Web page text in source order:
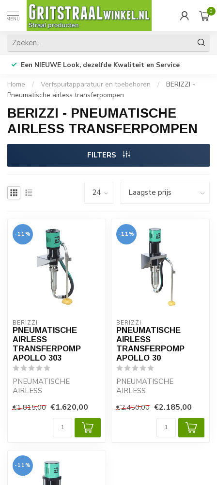
MENU
0
Een NIEUWE Look, dezelfde Kwaliteit en Service
Home / Verfspuitapparatuur en toebehoren /
BERIZZI -
Pneumatische airless transferpompen
BERIZZI - PNEUMATISCHE
AIRLESS TRANSFERPOMPEN
FILTERS
-11%
BERIZZI
PNEUMATISCHE
AIRLESS
TRANSFERPOMP
APOLLO 303
PNEUMATISCHE
AIRLESS
APOLLO 303
Pneumatische
transferpompen met zu...
€1.815,00 €1.620,00
-11%
BERIZZI
PNEUMATISCHE
AIRLESS
TRANSFERPOMP
APOLLO 30
PNEUMATISCHE
AIRLESS
APOLLO 30
Pneumatische
transferpompen met zui...
€2.450,00 €2.185,00
-11%